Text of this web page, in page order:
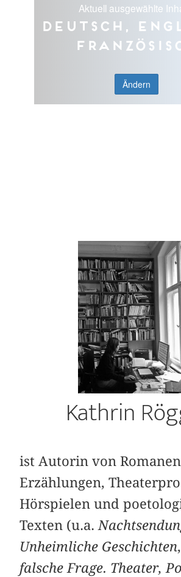
Aktuell ausgewählte
Deutsch,
Ändern
Kathrin
ist Autorin von
Erzählungen,
Hörspielen und
Texten (u.a.
Unheimliche Geschichten
falsche Frage. Theater,